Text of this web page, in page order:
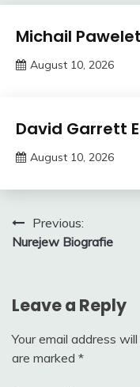
Trends
Michail
August 10, 2026
Trends
David Garrett
August 10, 2026
Post
navigation
Previous:
Nurejew Biografie
Leave a Reply
Your email address
are marked *